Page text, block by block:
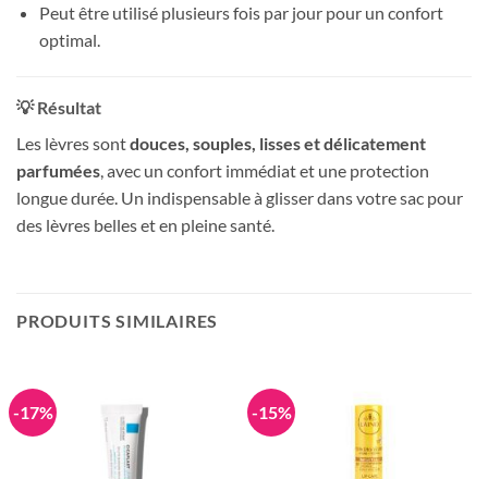
Peut être utilisé plusieurs fois par jour pour un confort
optimal.
💡 Résultat
Les lèvres sontdouces, souples, lisses et délicatement
parfumées , avec un confort immédiat et une protection
longue durée. Un indispensable à glisser dans votre sac pour
des lèvres belles et en pleine santé.
PRODUITS SIMILAIRES
-17% -15%